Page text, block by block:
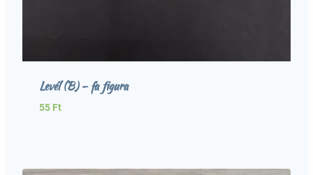
Levél (B) – fa figura
55 Ft